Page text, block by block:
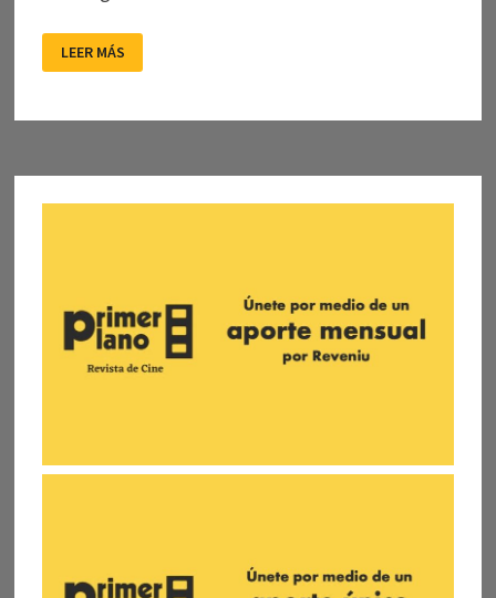
VALERIA
SARMIENTO:
VUELO
LEER MÁS